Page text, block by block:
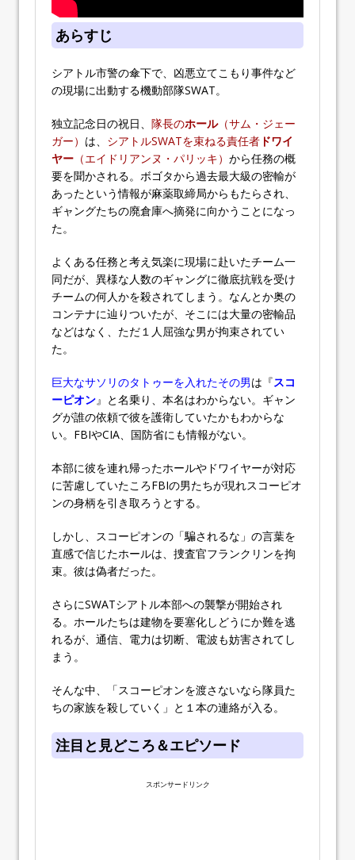
あらすじ
シアトル市警の傘下で、凶悪立てこもり事件など
の現場に出動する機動部隊SWAT。
独立記念日の祝日、 隊長のホール（サム・ジェー
ガー） は、 シアトルSWATを束ねる責任者 ドワイ
ヤー （エイドリアンヌ・パリッキ） から任務の概
要を聞かされる。ボゴタから過去最大級の密輸が
あったという情報が麻薬取締局からもたらされ、
ギャングたちの廃倉庫へ摘発に向かうことになっ
た。
よくある任務と考え気楽に現場に赴いたチーム一
同だが、異様な人数のギャングに徹底抗戦を受け
チームの何人かを殺されてしまう。なんとか奥の
コンテナに辿りついたが、そこには大量の密輸品
などはなく、ただ１人屈強な男が拘束されてい
た。
巨大なサソリのタトゥーを入れたその男は『スコ
ーピオン』と名乗り、本名はわからない。ギャン
グが誰の依頼で彼を護衛していたかもわからな
い。FBIやCIA、国防省にも情報がない。
本部に彼を連れ帰ったホールやドワイヤーが対応
に苦慮していたころFBIの男たちが現れスコーピオ
ンの身柄を引き取ろうとする。
しかし、スコーピオンの「騙されるな」の言葉を
直感で信じたホールは、捜査官フランクリンを拘
束。彼は偽者だった。
さらにSWATシアトル本部への襲撃が開始され
る。ホールたちは建物を要塞化しどうにか難を逃
れるが、通信、電力は切断、電波も妨害されてし
まう。
そんな中、「スコーピオンを渡さないなら隊員た
ちの家族を殺していく」と１本の連絡が入る。
注目と見どころ＆エピソード
スポンサードリンク